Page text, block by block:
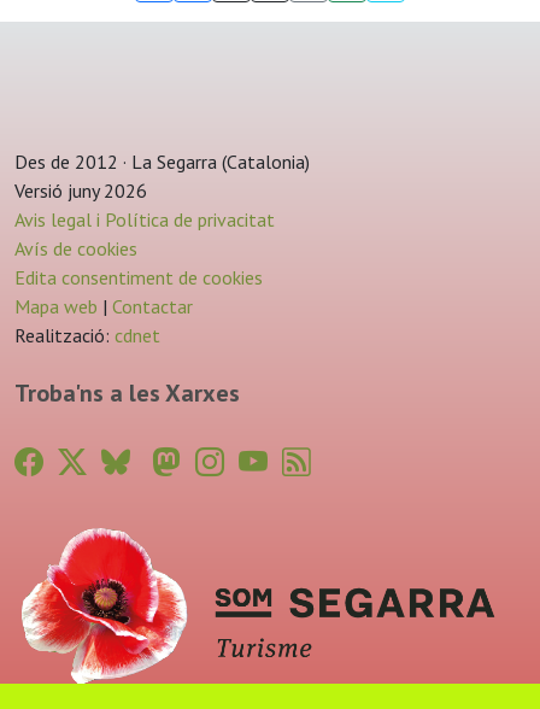
Des de 2012 · La Segarra (Catalonia)
Versió juny 2026
Avis legal i Política de privacitat
Avís de cookies
Edita consentiment de cookies
Mapa web | Contactar
Realització: cdnet
Troba'ns a les Xarxes